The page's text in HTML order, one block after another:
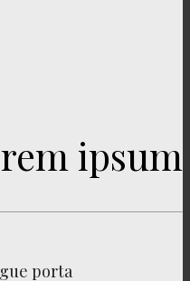
ipsum
porta